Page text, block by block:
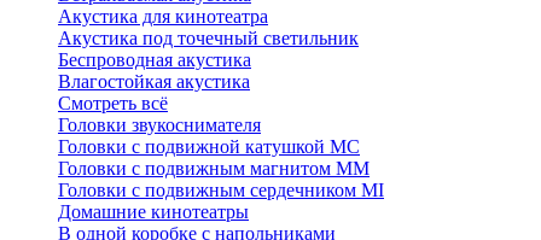
Акустика для кинотеатра
Акустика под точечный светильник
Беспроводная акустика
Влагостойкая акустика
Смотреть всё
Головки звукоснимателя
Головки с подвижной катушкой MC
Головки с подвижным магнитом ММ
Головки с подвижным сердечником MI
Домашние кинотеатры
В одной коробке с напольниками